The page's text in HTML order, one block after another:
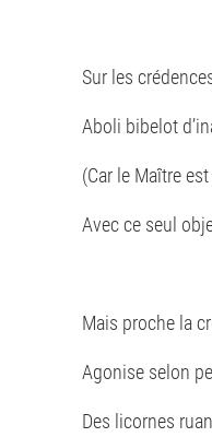
Sur les
Aboli bibelot
(Car le Maître
Avec ce seul
Mais proche la
Agonise selon
Des licornes